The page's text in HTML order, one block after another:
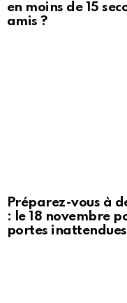
en moins de 15
amis ?
Préparez-vous à
: le 18 novembre
portes